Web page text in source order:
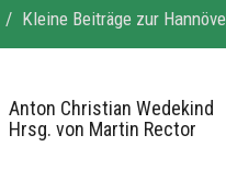
Kleine Beiträge zur
Anton Christian Wedekind
Hrsg. von Martin Rector